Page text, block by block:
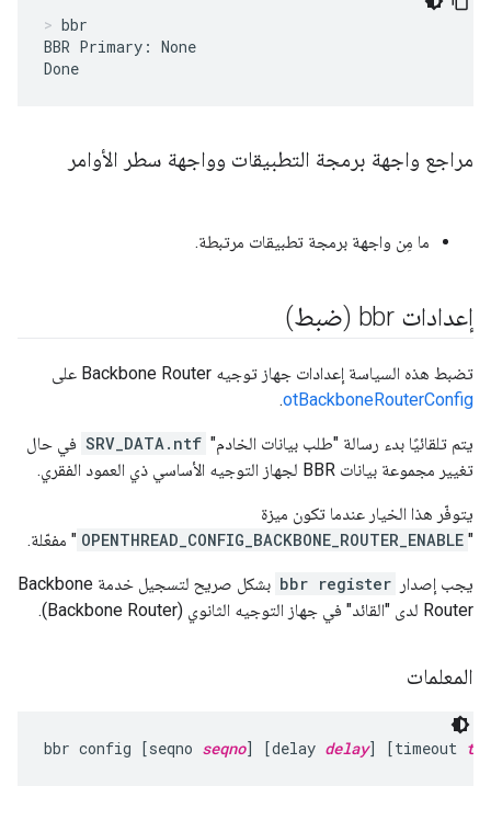
bbr
BBR Primary: None
Done
مراجع واجهة برمجة التطبيقات وواجهة سطر الأوامر
ما مِن واجهة برمجة تطبيقات مرتبطة.
إعدادات bbr (ضبط)
تضبط هذه السياسة إعدادات جهاز توجيه Backbone Router على
otBackboneRouterConfig
.
يتم تلقائيًا بدء رسالة "طلب بيانات الخادم" SRV_DATA.ntf في حال
تغيير مجموعة بيانات BBR لجهاز التوجيه الأساسي ذي العمود الفقري.
يتوفّر هذا الخيار عندما تكون ميزة
"
OPENTHREAD_CONFIG_BACKBONE_ROUTER_ENABLE " مفعّلة.
يجب إصدار bbr register
بشكل صريح لتسجيل خدمة Backbone
Router لدى "القائد" في جهاز التوجيه الثانوي (Backbone Router).
المعلمات
bbr config [seqno seqno] [delay delay] [timeout